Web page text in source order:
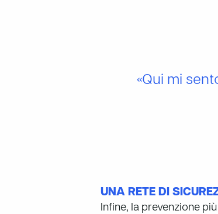
«Qui mi
UNA RETE DI
Infine, la prevenzione